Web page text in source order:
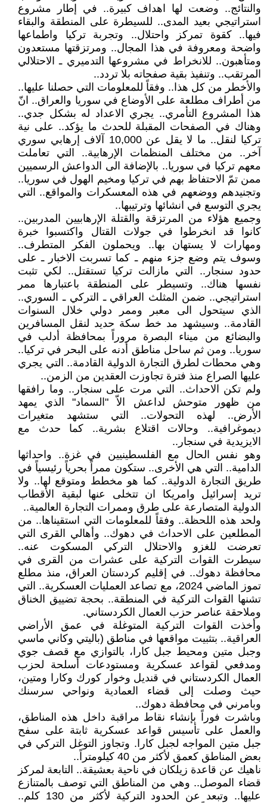
والنتائج.. وضعت لها اهداف كبيرة.. في إطار مشروع
استراتيجي بعيد المدى.. للسيطرة على المنطقة والبقاء
فيها.. كقوة تمركز واحتلال.. وتجربة تركيا واطماعها
واضحة ومعروفة في هذا المجال.. ومرتزقتها مستعدون
ومتأهبون.. للانخراط في مشروعها التدميري ـ الاحتلالي
المرتقب.. وتنفيذ بقية صفحاته بلا تردد..
والأخطر من كل هذا.. وفقاً للمعلومات التي حصلنا عليها..
من أطراف مطلعة على الأوضاع في سوريا والعراق.. انّ
هذا المشروع التأمري.. يجري الاعداد له بشكل جدي..
وهناك في الصفحات المقبلة للحدث ما يؤكد.. على نية
تركيا لنقل.. ما لا يقل عن 10,000 آلاف إرهابي سوري
آخر.. من مختلف المنظمات الإرهابية.. التي تعاملت
معهم تركيا في سوريا.. بالإضافة الى الدواعش الرسميين
ممن تمّ الاحتفاظ بهم في تركيا ومخيم الهول في سوريا..
وتجنيدهم ووضعهم في هذه المعسكرات والمواقع.. التي
يجري التوسع في انشائها وترتيبها..
وجميع هؤلاء من المرتزقة والقتلة الإرهابيين المدربين..
كانوا قد انخرطوا في جولات القتال واكتسبوا خبرة
ومهارات لا يستهان بها.. ويحملون الفكر المتطرف..
وسوف يتم وضع جزء منهم ـ كما تسربت الاخبار ـ على
حدود سنجار.. التي مازالت تركيا تستقتل.. لكي تثبت
نفسها هناك.. وتسيطر على المنطقة باعتبارها ممر
استراتيجي.. ضمن المثلث العراقي ـ التركي ـ السوري..
الذي سيتحول الى معبر وممر دولي خلال السنوات
القادمة.. وسيشهد مد خط سكة حديد لنقل المسافرين
والبضائع من ميناء البصرة مروراً بمحافظة أدلب في
سوريا.. ومن ثم ساحل مناطق أدنه على البحر في تركيا..
وهي محطات لطرق التجارة الدولية القادمة.. التي يجري
عليها الصراع منذ فترة تجاوزت العقدين من الزمن..
ولم تكن الاحداث.. التي مرت على سنجار.. وما رافقها
من ظهور متوحش لداعش الاّ "السماد" الذي يمهد
الأرض.. لهذه التحولات.. التي ستشهد متغيرات
ديموغرافية.. وحالات اقتلاع بشرية.. كما حدث مع
الايزيدية في سنجار..
وهو نفس الحال مع الفلسطينيين في غزة.. واحداثها
الدامية.. التي هي الأخرى.. ستكون ممراً بحرياً رئيسياً في
طريق التجارة الدولية.. كما هو مخطط ومتوقع لها.. ولا
تريد إسرائيل وامريكا ان تتخلى عنها لبقية الأقطاب
الدولية المتصارعة على طرق وممرات التجارة العالمية..
ولحد هذه اللحظة.. وفقاً للمعلومات التي استقيناها.. من
المطلعين على الاحداث في دهوك.. وأهالي القرى التي
تعرضت للغزو والاحتلال التركي المسكوت عنه..
سيطرت القوات التركية على عشرات من القرى في
محافظة دهوك.. في إقليم كردستان العراق، منذ مطلع
تموز الماضي 2024، مع تصاعد العمليات العسكرية.. التي
تشنها القوات التركية في المنطقة.. بحجة تضييق الخناق
وملاحقة عناصر حزب العمال الكردستاني.
وأخذت القوات التركية المتوغلة في عمق الأراضي
العراقية.. بتثبيت مواقعها في مناطق (باليتي وكاني ماسي
وجبل متين ومحيط جبل كارا، بالتوازي مع قصف جوي
ومدفعي لقواعد عسكرية ومستودعات أسلحة لحزب
العمال الكردستاني في قنديل وخوار كورك وكارا ومتين،
حيث وصلت إلى قضاء العمادية ونواحي سرسنك
وبامرني في محافظة دهوك..
وباشرت فوراً بإنشاء نقاط مراقبة داخل هذه المناطق،
والعمل على تأسيس قواعد عسكرية ثابتة على سفح
جبل متين المواجه لجبل كارا. وتجاوز التوغل التركي في
بعض المناطق كعمق لأكثر من 40 كيلومتراً..
ناهيك عن قاعدة زيلكان في ناحية بعشيقة.. التابعة لمركز
قضاء الموصل.. وهي من المناطق التي توصف بالمتنازع
عليها.. وتبعد عن الحدود التركية لأكثر من 130 كلم..